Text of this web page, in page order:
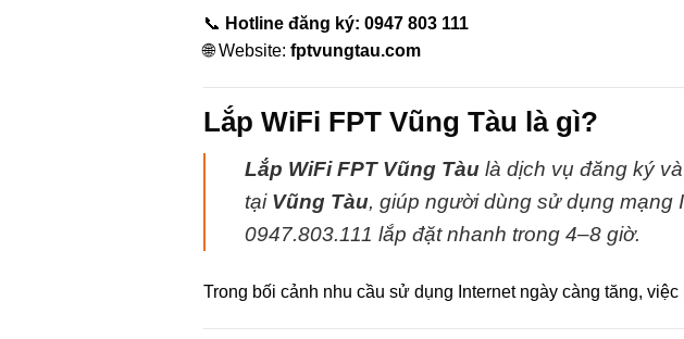
📞 Hotline đăng ký: 0947 803 111
🌐 Website: fptvungtau.com
Lắp WiFi FPT Vũng Tàu là gì?
Lắp WiFi FPT Vũng Tàu là dịch vụ đăng ký
tại Vũng Tàu, giúp người dùng sử dụng mạng
0947.803.111 lắp đặt nhanh trong 4–8 giờ.
Trong bối cảnh nhu cầu sử dụng Internet ngày càng tăng,